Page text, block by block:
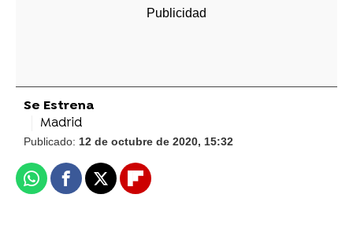
Se Estrena
Madrid
Publicado: 12 de octubre de 2020, 15:32
WhatsappFacebook
X Flipboard